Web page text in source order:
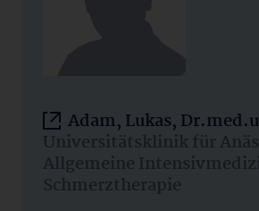
Adam, Lukas,
Universitätsklinik für
Allgemeine
Schmerztherapie